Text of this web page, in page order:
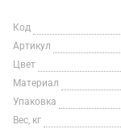
Код
Артикул
Цвет
Материал
Упаковка
Вес, кг